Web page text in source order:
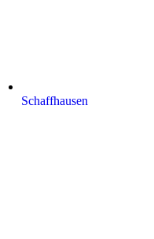
Schaffhausen